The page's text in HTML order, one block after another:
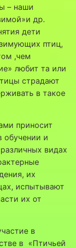
– наши
др.
дети
птиц,
,чем
любит та или
страдают
в такое
приносит
обучении и
видах
их
испытывают
их от
в
в «Птичьей